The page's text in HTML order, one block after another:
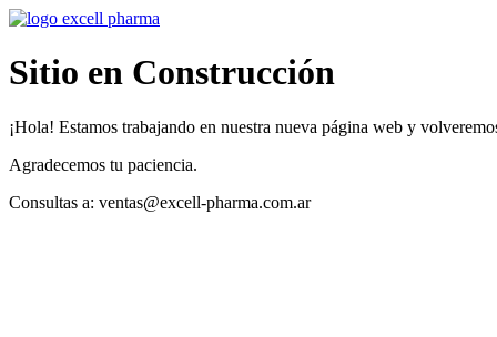
Sitio en Construcción
¡Hola! Estamos trabajando en nuestra nueva página web y
Agradecemos tu paciencia.
Consultas a: ventas@excell-pharma.com.ar